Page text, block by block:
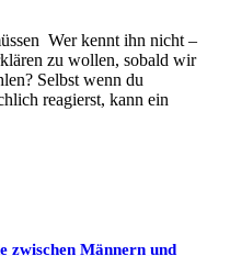
Wer kennt ihn nicht –
zu wollen, sobald wir
Selbst wenn du
reagierst, kann ein
zwischen Männern und